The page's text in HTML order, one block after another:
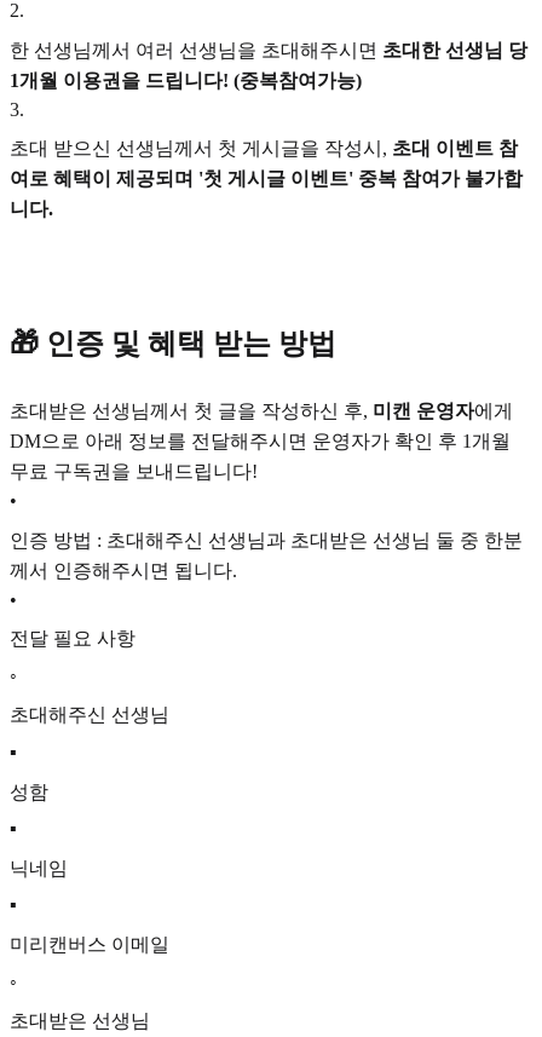
2.
한 선생님께서 여러 선생님을 초대해주시면 초대한 선생님 당
1개월 이용권을 드립니다! (중복참여가능)
3.
초대 받으신 선생님께서 첫 게시글을 작성시, 초대 이벤트 참
여로 혜택이 제공되며 '첫 게시글 이벤트' 중복 참여가 불가합
니다.
🎁 인증 및 혜택 받는 방법
초대받은 선생님께서 첫 글을 작성하신 후, 미캔 운영자에게
DM으로 아래 정보를 전달해주시면 운영자가 확인 후 1개월
무료 구독권을 보내드립니다!
•
인증 방법 : 초대해주신 선생님과 초대받은 선생님 둘 중 한분
께서 인증해주시면 됩니다.
•
전달 필요 사항
◦
초대해주신 선생님
▪
성함
▪
닉네임
▪
미리캔버스 이메일
◦
초대받은 선생님